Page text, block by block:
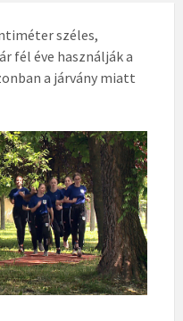
széles,
fél éve használják a
a járvány miatt